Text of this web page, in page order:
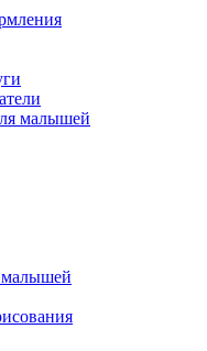
малышей
малышей